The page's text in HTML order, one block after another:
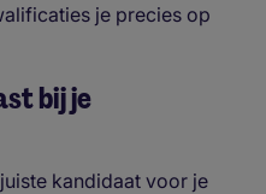
je precies op
bij je
kandidaat voor je